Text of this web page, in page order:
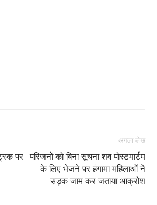
पर
अगला लेख
परिजनों को बिना सूचना शव पोस्टमार्टम
के लिए भेजने पर हंगामा महिलाओं ने
सड़क जाम कर जताया आक्रोश